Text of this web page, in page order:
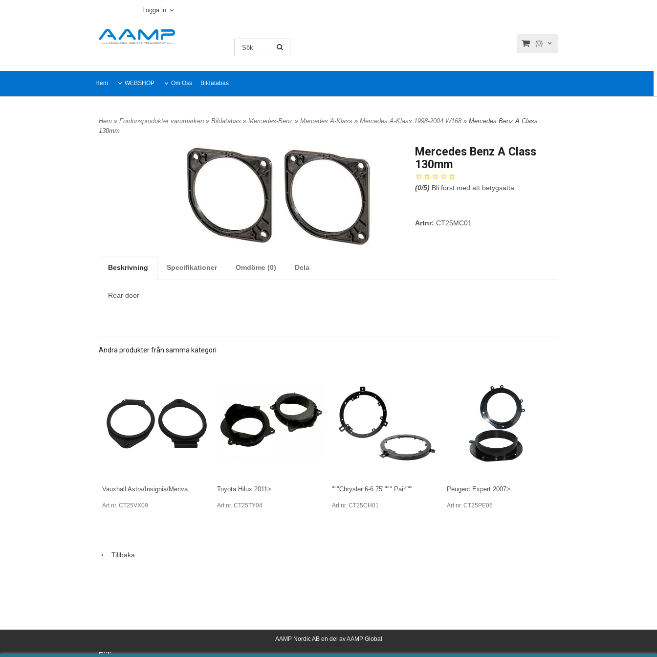
Logga in
(0)
Hem WEBSHOP Om Oss Bildatabas
Hem » Fordonsprodukter varumärken » Bildatabas » Mercedes-Benz » Mercedes A-Klass » Mercedes A-Klass 1998-2004 W168 » Mercedes Benz A Class
130mm
Mercedes Benz A Class
130mm
(0/5) Bli först med att betygsätta.
Artnr: CT25MC01
Beskrivning Specifikationer Omdöme (0) Dela
Rear door
Andra produkter från samma kategori
Vauxhall Astra/Insignia/Meriva
Art nr. CT25VX09
Toyota Hilux 2011>
Art nr. CT25TY04
"""Chrysler 6-6.75"""" Pair"""
Art nr. CT25CH01
Peugeot Expert 2007>
Art nr. CT25PE06
Tillbaka
AAMP Nordic AB en del av AAMP Global
Följ oss